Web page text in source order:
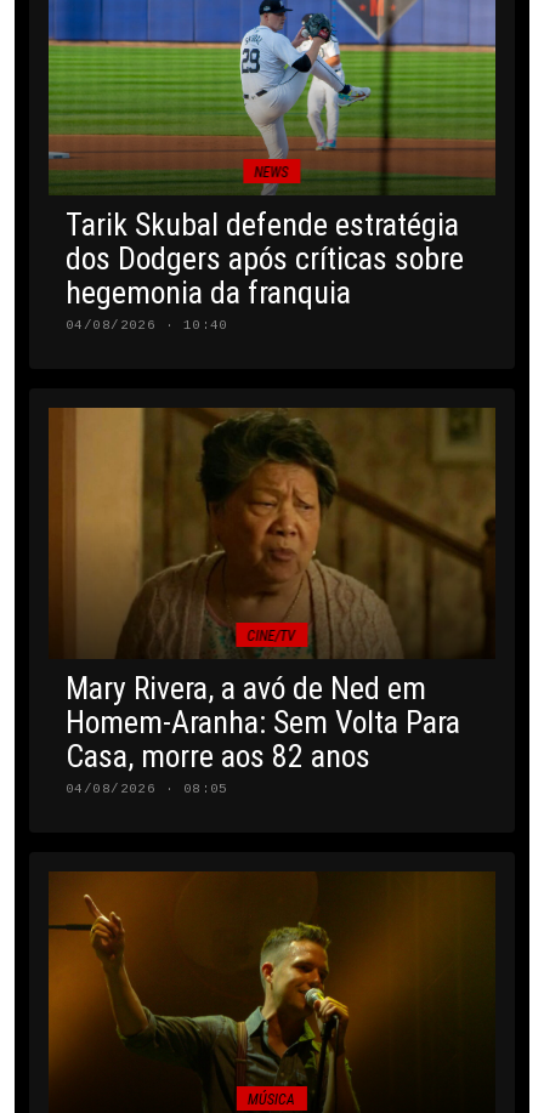
NEWS
Tarik Skubal defende estratégia
dos Dodgers após críticas sobre
hegemonia da franquia
04/08/2026 · 10:40
CINE/TV
Mary Rivera, a avó de Ned em
Homem-Aranha: Sem Volta Para
Casa, morre aos 82 anos
04/08/2026 · 08:05
MÚSICA